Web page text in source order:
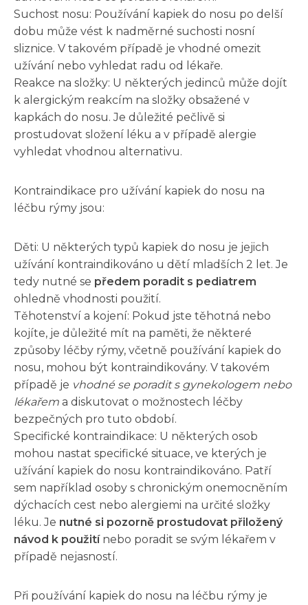
Suchost nosu: Používání kapiek do nosu po delší
dobu může vést k nadměrné suchosti nosní
sliznice. V takovém případě je vhodné omezit
užívání nebo vyhledat radu od lékaře.
Reakce na složky: U některých jedinců může dojít
k alergickým reakcím na složky obsažené v
kapkách do nosu. Je důležité pečlivě si
prostudovat složení léku a v případě alergie
vyhledat vhodnou alternativu.
Kontraindikace pro užívání kapiek do nosu na
léčbu rýmy jsou:
Děti: U některých typů kapiek do nosu je jejich
užívání kontraindikováno u dětí mladších 2 let. Je
tedy nutné se předem poradit s pediatrem
ohledně vhodnosti použití.
Těhotenství a kojení: Pokud jste těhotná nebo
kojíte, je důležité mít na paměti, že některé
způsoby léčby rýmy, včetně používání kapiek do
nosu, mohou být kontraindikovány. V takovém
případě je vhodné se poradit s gynekologem nebo
lékařem a diskutovat o možnostech léčby
bezpečných pro tuto období.
Specifické kontraindikace: U některých osob
mohou nastat specifické situace, ve kterých je
užívání kapiek do nosu kontraindikováno. Patří
sem například osoby s chronickým onemocněním
dýchacích cest nebo alergiemi na určité složky
léku. Je nutné si pozorně prostudovat přiložený
návod k použitínebo poradit se svým lékařem v
případě nejasností.
Při používání kapiek do nosu na léčbu rýmy je